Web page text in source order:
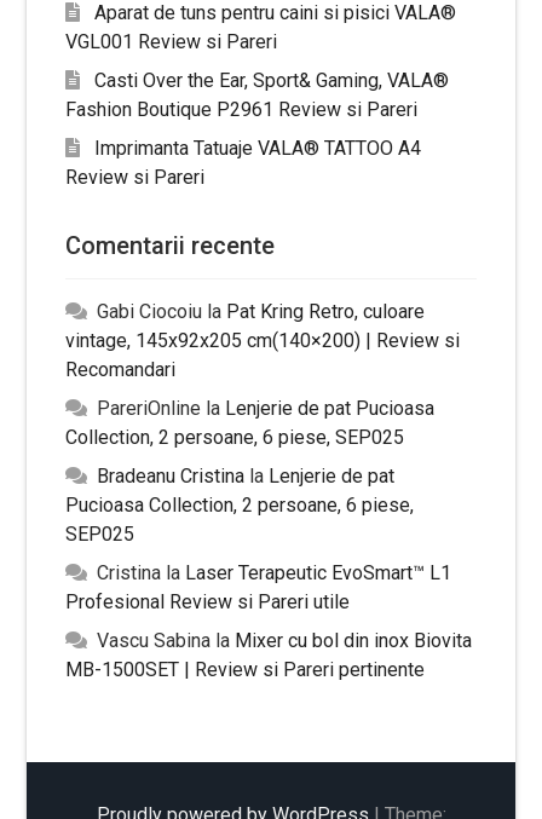
Aparat de tuns pentru caini si pisici VALA®
VGL001 Review si Pareri
Casti Over the Ear, Sport& Gaming, VALA®
Fashion Boutique P2961 Review si Pareri
Imprimanta Tatuaje VALA® TATTOO A4
Review si Pareri
Comentarii recente
Gabi Ciocoiu la Pat Kring Retro, culoare
vintage, 145x92x205 cm(140×200) | Review si
Recomandari
PareriOnline la Lenjerie de pat Pucioasa
Collection, 2 persoane, 6 piese, SEP025
Bradeanu Cristina la Lenjerie de pat
Pucioasa Collection, 2 persoane, 6 piese,
SEP025
Cristina la Laser Terapeutic EvoSmart™ L1
Profesional Review si Pareri utile
Vascu Sabina la Mixer cu bol din inox Biovita
MB-1500SET | Review si Pareri pertinente